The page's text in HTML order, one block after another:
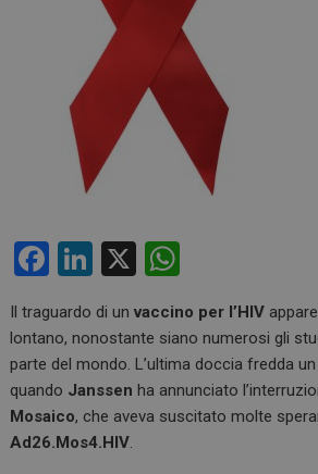
F
ce
b
o
o
Li
ke
dI
n
X
at
s
A
p
Il traguardo di unvaccino per l’HIV
lontano, nonostante siano numerosi gli
parte del mondo. L’ultima doccia fredda
quando Janssen ha annunciato
Mosaico, che aveva suscitato molte
Ad26.Mos4.HIV.